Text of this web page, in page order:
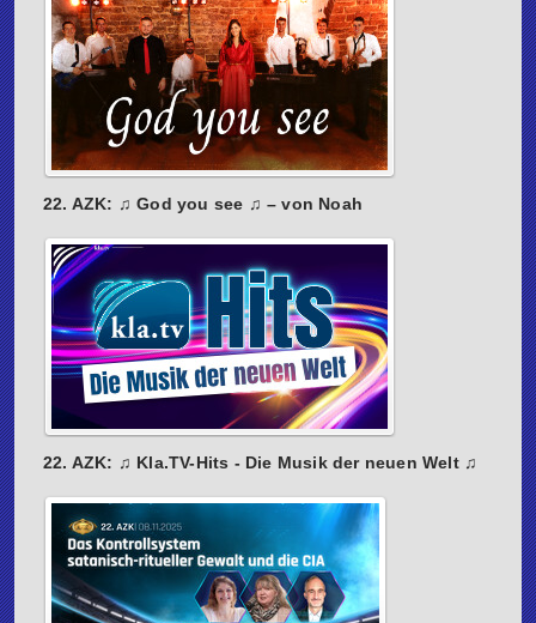
22. AZK: ♫ God you see ♫ – von Noah
22. AZK: ♫ Kla.TV-Hits - Die Musik der neuen Welt ♫